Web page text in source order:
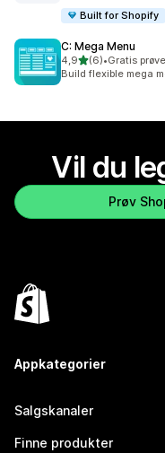
Built for Shopify
C: Mega Menu
4,9av 5 stjerner
(6)
Totalt 6 omtaler
•Gratis
Build flexible mega
Vil du
Prøv
Appkategorier
Salgskanaler
Finne produkter